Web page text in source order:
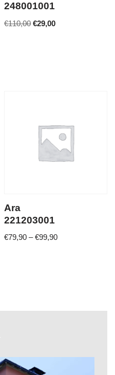
248001001
€110,00 €29,00
Ara
221203001
€79,90 –€99,90